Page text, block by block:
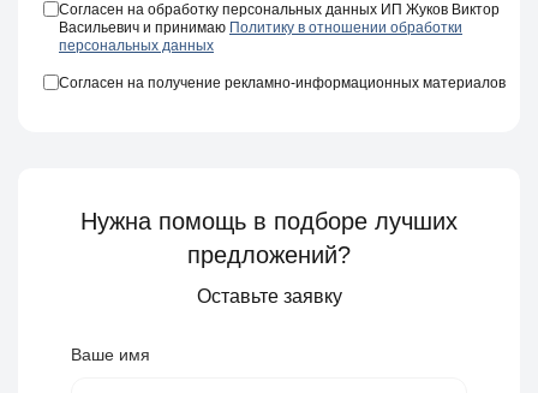
Согласен на обработку персональных данных ИП Жуков Виктор
Васильевич и принимаю Политику в отношении обработки
персональных данных
Согласен на получение рекламно-информационных материалов
Нужна помощь в подборе лучших
предложений?
Оставьте заявку
Ваше имя